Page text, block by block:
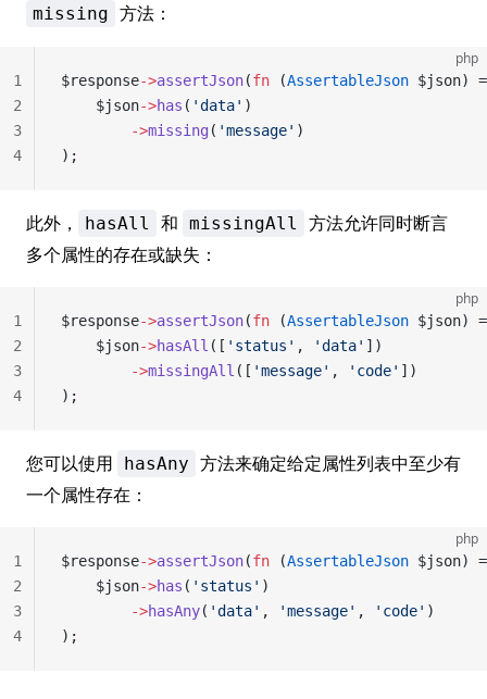
missing 方法：
php
$response->assertJson(fn (AssertableJson $json)
    $json
->has ( 'data' )
        ->
missing ( 'message' )
);
1
2
3
4
此外， hasAll 和 missingAll
方法允许同时断言
多个属性的存在或缺失：
php
$response->assertJson(fn (AssertableJson $json)
    $json
->hasAll ([ 'status' , 'data' ])
        ->
missingAll ([ 'message' , 'code' ])
);
1
2
3
4
您可以使用 hasAny 方法来确定给定属性列表中至少有
一个属性存在：
php
$response->assertJson(fn (AssertableJson $json)
    $json
->has ( 'status' )
        ->
hasAny( 'data' , 'message' , 'code' )
);
1
2
3
4